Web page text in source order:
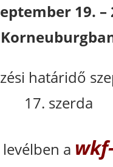
19. –
határidő
17. szerda
levélben a